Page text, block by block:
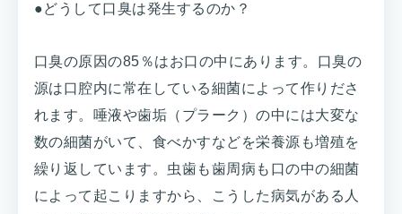
●どうして口臭は発生するのか？
口臭の原因の85％はお口の中にあります。口臭の
源は口腔内に常在している細菌によって作りださ
れます。唾液や歯垢（プラーク）の中には大変な
数の細菌がいて、食べかすなどを栄養源も増殖を
繰り返しています。虫歯も歯周病も口の中の細菌
によって起こりますから、こうした病気がある人